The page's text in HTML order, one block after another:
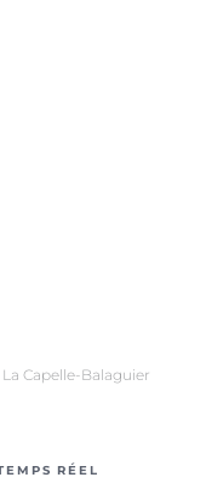
La Capelle-Balaguier
RÉEL